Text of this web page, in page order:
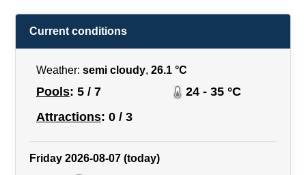
Current conditions
Weather: semi cloudy, 26.1 °C
Pools: 5 / 7
24 - 35 °C
Attractions: 0 / 3
Friday 2026-08-07 (today)